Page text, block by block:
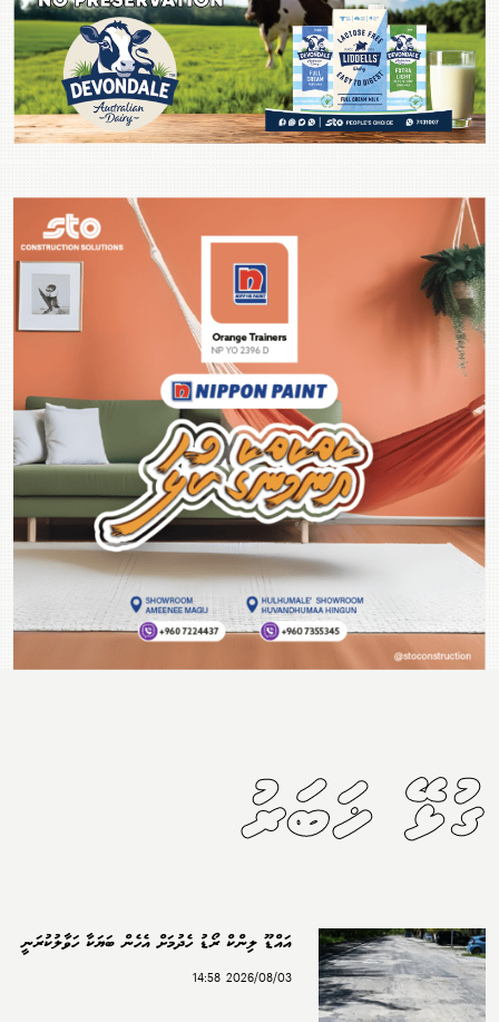
ގުޅޭ ޚަބަރު
އައްޑޫ ލިންކް ރޯޑު ހެދުމަށް އެހެން ބަޔަކާ ހަވާލުކުރަނީ
2026/08/03 14:58